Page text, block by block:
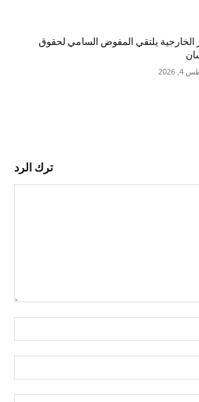
الخارجية يلتقي المفوض السامي لحقوق
2026
ترك الرد